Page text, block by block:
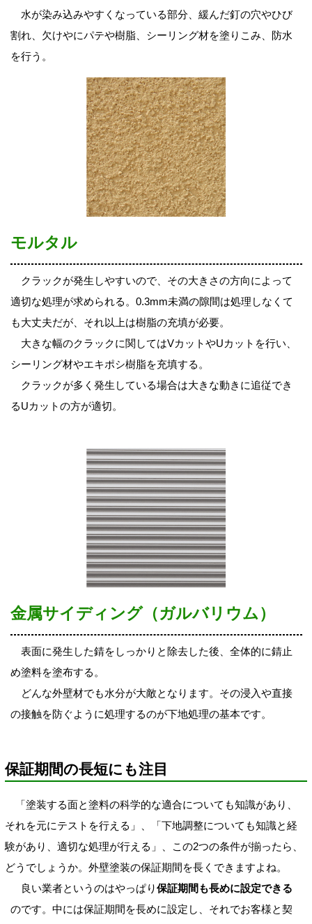
水が染み込みやすくなっている部分、緩んだ釘の穴やひび
割れ、欠けやにパテや樹脂、シーリング材を塗りこみ、防水
を行う。
モルタル
クラックが発生しやすいので、その大きさの方向によって
適切な処理が求められる。0.3mm未満の隙間は処理しなくて
も大丈夫だが、それ以上は樹脂の充填が必要。
大きな幅のクラックに関してはVカットやUカットを行い、
シーリング材やエキポシ樹脂を充填する。
クラックが多く発生している場合は大きな動きに追従でき
るUカットの方が適切。
金属サイディング（ガルバリウム）
表面に発生した錆をしっかりと除去した後、全体的に錆止
め塗料を塗布する。
どんな外壁材でも水分が大敵となります。その浸入や直接
の接触を防ぐように処理するのが下地処理の基本です。
保証期間の長短にも注目
「塗装する面と塗料の科学的な適合についても知識があり、
それを元にテストを行える」、「下地調整についても知識と経
験があり、適切な処理が行える」、この2つの条件が揃ったら、
どうでしょうか。外壁塗装の保証期間を長くできますよね。
良い業者というのはやっぱり保証期間も長めに設定できる
のです。中には保証期間を長めに設定し、それでお客様と契